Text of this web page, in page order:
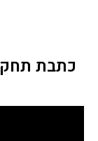
כתבת